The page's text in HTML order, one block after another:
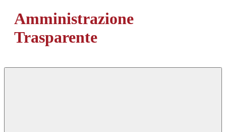
Amministrazione
Trasparente